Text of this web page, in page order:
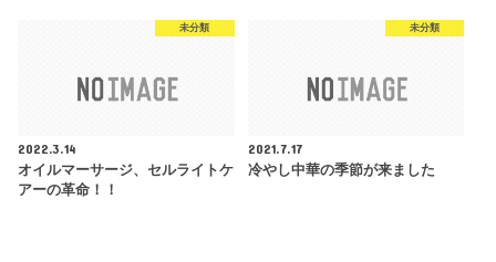
未分類
2022.3.14
オイルマーサージ、セルライトケ
アーの革命！！
未分類
2021.7.17
冷やし中華の季節が来ました